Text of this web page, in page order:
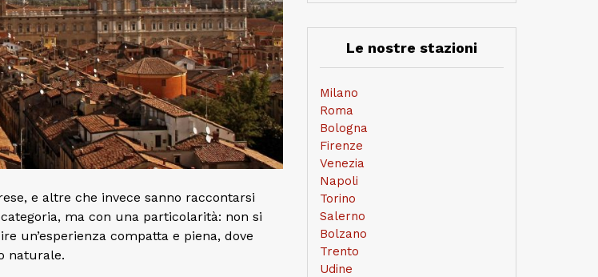
e altre che invece sanno raccontarsi
ma con una particolarità: non si
un’esperienza compatta e piena, dove
naturale.
Le nostre stazioni
Milano
Roma
Bologna
Firenze
Venezia
Napoli
Torino
Salerno
Bolzano
Trento
Udine